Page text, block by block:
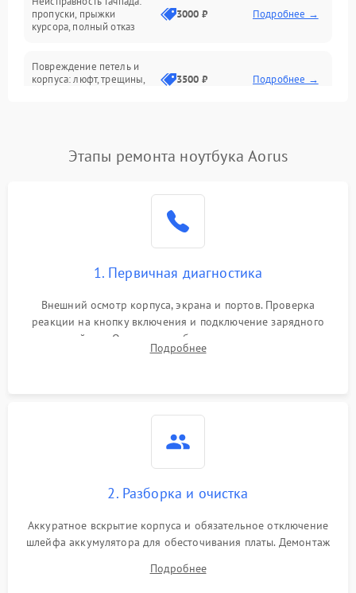
Сеть и интернет
пропуски, прыжки
курсора, полный отказ
3000 ₽ Подробнее →
Повреждение петель и
корпуса: люфт, трещины,
3500 ₽ Подробнее →
невозможность зарядки,
2500 ₽ Подробнее →
2000 ₽
Перегрев из‑за пыли,
неисправности кулера
Выход из строя SSD или
HDD: медленная загрузка,
2000 ₽
Проблемы Wi‑Fi или
Этапы ремонта ноутбука Aorus
1. Первичная диагностика
Внешний осмотр корпуса, экрана и портов. Проверка
реакции на кнопку включения и подключение зарядного
устройства. Оценка потребления тока с помощью
лабораторного блока питания для локализации проблемы.
Подробнее
2. Разборка и очистка
Аккуратное вскрытие корпуса и обязательное отключение
шлейфа аккумулятора для обесточивания платы. Демонтаж
высохшей термопасты с кристаллов чипов.
Подробнее